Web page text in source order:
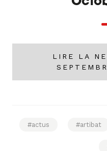
LIRE LA
#actus #artibat